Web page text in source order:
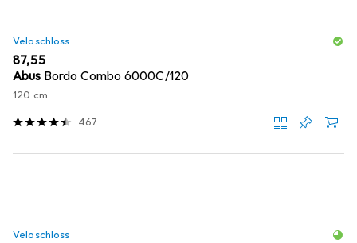
Veloschloss
EUR
87,55
Abus Bordo Combo 6000C/120
120 cm
467
Veloschloss